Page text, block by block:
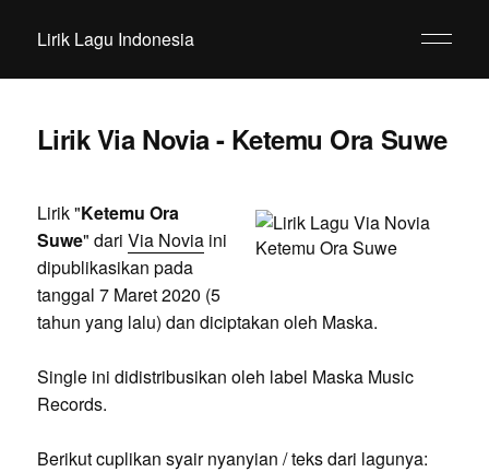
Lirik Lagu Indonesia
Lirik Via Novia - Ketemu Ora Suwe
Lirik "Ketemu Ora
Suwe" dari Via Noviaini
dipublikasikan pada
tanggal 7 Maret 2020 (5
tahun yang lalu) dan diciptakan oleh Maska.
Single ini didistribusikan oleh label Maska Music
Records.
Berikut cuplikan syair nyanyian / teks dari lagunya: